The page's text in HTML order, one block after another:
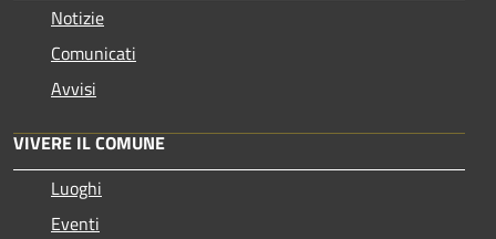
Notizie
Comunicati
Avvisi
VIVERE IL COMUNE
Luoghi
Eventi